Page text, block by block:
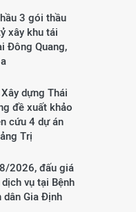
3 gói thầu
xây khu tái
Đông Quang,
dựng Thái
đề xuất khảo
cứu 4 dự án
Trị
2026, đấu giá
vụ tại Bệnh
dân Gia Định